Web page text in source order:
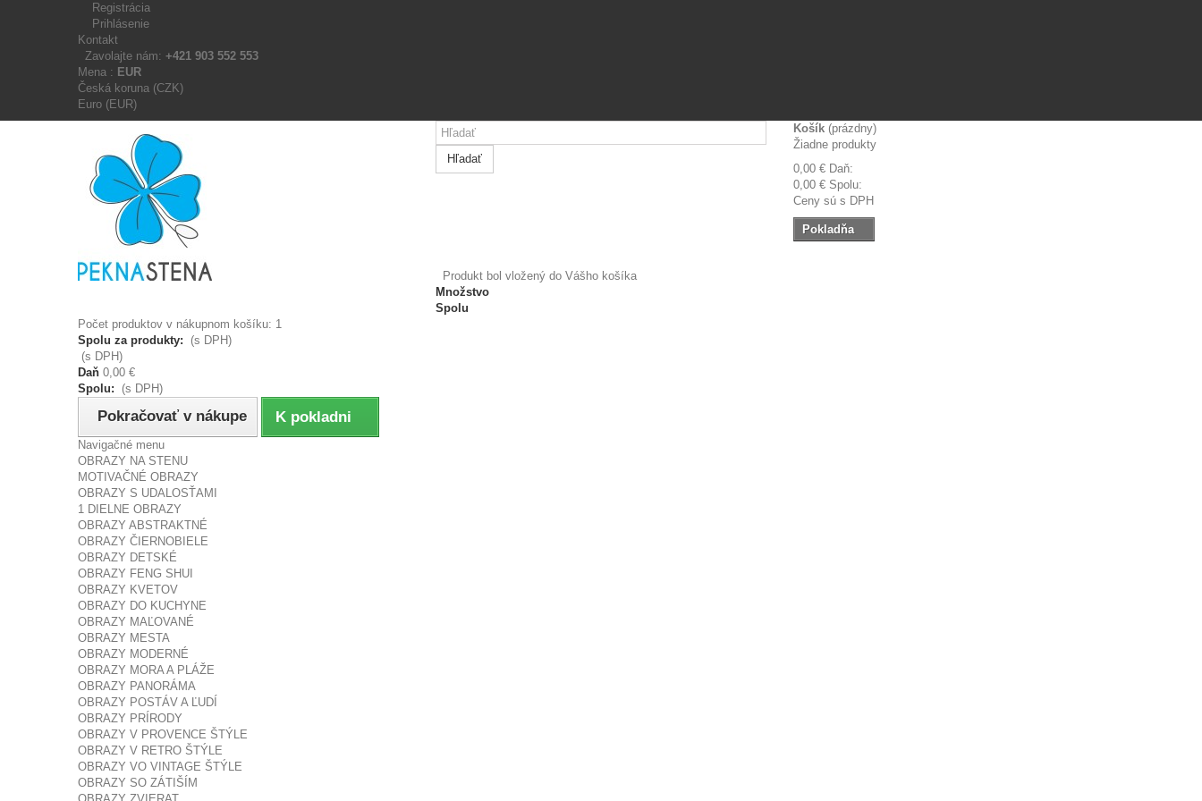
Registrácia
Prihlásenie
Kontakt
Zavolajte nám: +421 903 552 553
Mena : EUR
Česká koruna (CZK)
Euro (EUR)
Hľadať
Košík (prázdny)
Žiadne produkty
0,00 € Daň:
0,00 € Spolu:
Ceny sú s DPH
Pokladňa
Produkt bol vložený do Vášho košíka
Množstvo
Spolu
Počet produktov v nákupnom košíku: 1
Spolu za produkty:
(s DPH)
(s DPH)
Daň 0,00 €
Spolu:
(s DPH)
Pokračovať v nákupe K pokladni
Navigačné menu
OBRAZY NA STENU
MOTIVAČNÉ OBRAZY
OBRAZY S UDALOSŤAMI
1 DIELNE OBRAZY
OBRAZY ABSTRAKTNÉ
OBRAZY ČIERNOBIELE
OBRAZY DETSKÉ
OBRAZY FENG SHUI
OBRAZY KVETOV
OBRAZY DO KUCHYNE
OBRAZY MAĽOVANÉ
OBRAZY MESTA
OBRAZY MODERNÉ
OBRAZY MORA A PLÁŽE
OBRAZY PANORÁMA
OBRAZY POSTÁV A ĽUDÍ
OBRAZY PRÍRODY
OBRAZY V PROVENCE ŠTÝLE
OBRAZY V RETRO ŠTÝLE
OBRAZY VO VINTAGE ŠTÝLE
OBRAZY SO ZÁTIŠÍM